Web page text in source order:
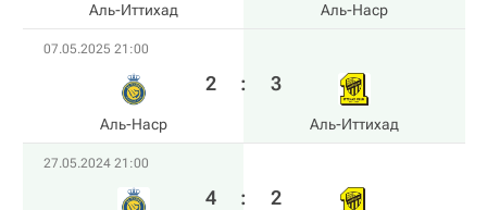
Аль-Иттихад Аль-Наср
07.05.2025 21:00
Аль-Наср
2 : 3
Аль-Иттихад
27.05.2024 21:00
4 : 2